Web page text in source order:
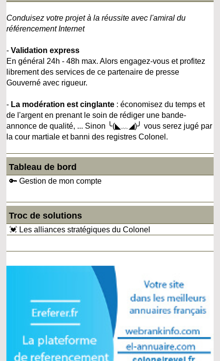
Conduisez votre projet à la réussite avec l'amiral du
référencement Internet
-Validation express
En général 24h - 48h max. Alors engagez-vous et profitez
librement des services de ce partenaire de presse
Gouverné avec rigueur.
- La modération est cinglante : économisez du temps et
de l'argent en prenant le soin de rédiger une bande-
annonce de qualité, ... Sinon ╰(◣﹏◢)╯ vous serez jugé par
la cour martiale et banni des registres Colonel.
Tableau de bord
🔑 Gestion de mon compte
Troc de solutions
💓 Les alliances stratégiques du Colonel